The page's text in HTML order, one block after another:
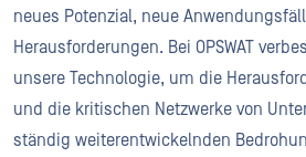
neues Potenzial, neue
Herausforderungen. Bei OPSWAT
unsere Technologie, um die
und die kritischen Netzwerke von
ständig weiterentwickelnden